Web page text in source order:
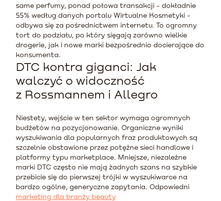
same perfumy, ponad połowa transakcji - dokładnie
55% według danych portalu Wirtualne Kosmetyki -
odbywa się za pośrednictwem internetu. To ogromny
tort do podziału, po który sięgają zarówno wielkie
drogerie, jak i nowe marki bezpośrednio docierające do
konsumenta.
DTC kontra giganci: Jak
walczyć o widoczność
z Rossmannem i Allegro
Niestety, wejście w ten sektor wymaga ogromnych
budżetów na pozycjonowanie. Organiczne wyniki
wyszukiwania dla popularnych fraz produktowych są
szczelnie obstawione przez potężne sieci handlowe i
platformy typu marketplace. Mniejsze, niezależne
marki DTC często nie mają żadnych szans na szybkie
przebicie się do pierwszej trójki w wyszukiwarce na
bardzo ogólne, generyczne zapytania. Odpowiedni
marketing dla branży beauty